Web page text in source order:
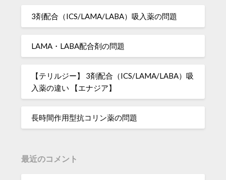
3剤配合（ICS/LAMA/LABA）吸入薬の問題
LAMA・LABA配合剤の問題
【テリルジー】 3剤配合（ICS/LAMA/LABA）吸
入薬の違い 【エナジア】
長時間作用型抗コリン薬の問題
最近のコメント